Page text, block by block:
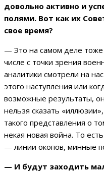
довольно активно и
полями. Вот как их
свое время?
— Это на самом деле тоже
числе с точки зрения
аналитики смотрели на
этого наступления или
возможные результаты,
нельзя сказать
такого представления о
некая новая война. То
— линии окопов, минные
— И будут заходить